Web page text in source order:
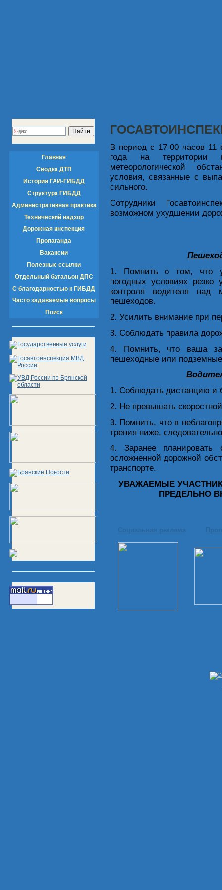
Главная
Сводка ДТП
История ГАИ-ГИБДД
Структура ГИБДД
Административная практика
Технический надзор
Дорожная инспекция
Пропаганда
Вакансии
Полезные ссылки
Отдельный батальон ДПС
С благодарностью к ГИБДД
Часто задаваемые вопросы
Поиск
В период с 17-00 часов
года на территории
метеорологической
условия, связанные с
сильного.
Сотрудники
возможном ухудшении
1. Помнить о том, что
погодных условиях
контроля водителя над
пешеходов.
2. Усилить внимание при
3. Соблюдать правила
4. Помнить, что ваша
пешеходные или
1. Соблюдать дистанцию и
2. Не превышать
3. Помнить, что в
трения ниже,
4. Заранее
осложненной дорожной
транспорте.
УВАЖАЕМЫЕ
ПРЕДЕЛЬНО